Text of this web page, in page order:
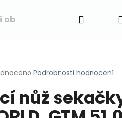
Napište nám
Hledat
Podrobnosti hodnocení
nůž